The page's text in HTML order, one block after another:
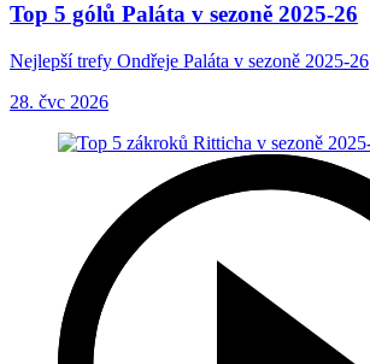
Top 5 gólů Paláta v sezoně 2025-26
Nejlepší trefy Ondřeje Paláta v sezoně 2025-26
28. čvc 2026